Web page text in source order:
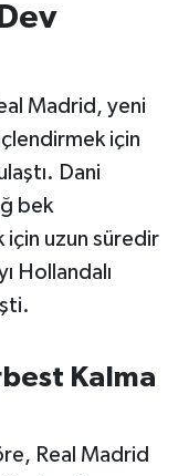
Madrid, yeni
için
Dani
bek
uzun süredir
Hollandalı
Kalma
Real Madrid